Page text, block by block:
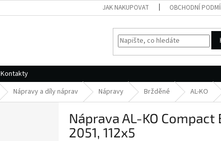
JAK NAKUPOVAT OBCHODNÍ
Kontakty
Nápravy a díly náprav Nápravy Bržděné AL-KO
Náprava AL-KO
2051, 112x5